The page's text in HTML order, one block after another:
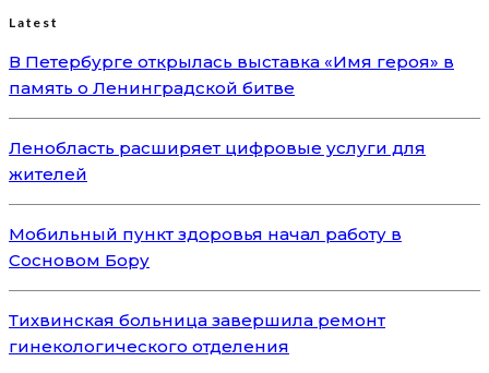
Latest
В Петербурге открылась выставка «Имя героя» в
память о Ленинградской битве
Ленобласть расширяет цифровые услуги для
жителей
Мобильный пункт здоровья начал работу в
Сосновом Бору
Тихвинская больница завершила ремонт
гинекологического отделения